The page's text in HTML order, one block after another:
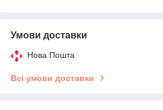
Умови доставки
Нова Пошта
Всі умови доставки